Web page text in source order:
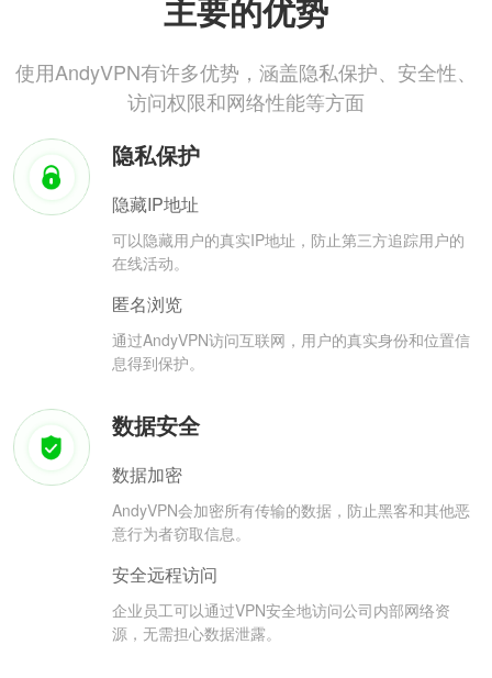
主要的优势
使用AndyVPN有许多优势，涵盖隐私保护、安全性、
访问权限和网络性能等方面
隐私保护
隐藏IP地址
可以隐藏用户的真实IP地址，防止第三方追踪用户的
在线活动。
匿名浏览
通过AndyVPN访问互联网，用户的真实身份和位置信
息得到保护。
数据安全
数据加密
AndyVPN会加密所有传输的数据，防止黑客和其他恶
意行为者窃取信息。
安全远程访问
企业员工可以通过VPN安全地访问公司内部网络资
源，无需担心数据泄露。